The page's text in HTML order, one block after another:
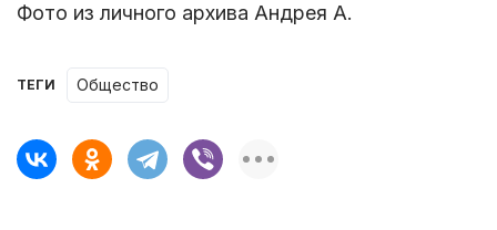
Фото из личного архива Андрея А.
ТЕГИ Общество